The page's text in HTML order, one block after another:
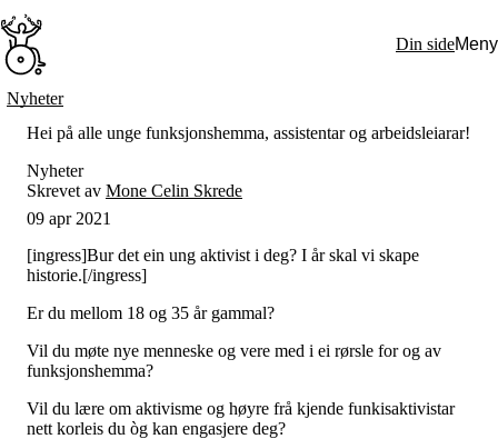
til
hovedinnhold
Din sideMeny
Søk:
Hva vi gjør
BPA – Borgerstyrt personlig assistanse
BPA og kommunen
Beslutningsstøtteråd
Funksjonsassistanse
Stolte, sterke og synlige historier
Ti gode grunner til å velge Uloba
Engasjer deg
Bli medlem
Bli assistent
Kampsaker
Arrangementer
Independent Living-festivalen
Skansgård-forelesningen
Medlemsrådet
Selvsagt
Nyheter
Hei på alle unge funksjonshemma, assistentar og arbeidsleiarar!
Nyheter
Skrevet av Mone Celin Skrede
09 apr 2021
[ingress]Bur det ein ung aktivist i deg? I år skal vi skape
historie.[/ingress]
Er du mellom 18 og 35 år gammal?
Vil du møte nye menneske og vere med i ei rørsle for og av
funksjonshemma?
Vil du lære om aktivisme og høyre frå kjende funkisaktivistar
nett korleis du òg kan engasjere deg?